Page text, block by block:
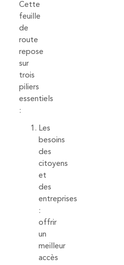
Cette
feuille
de
route
repose
sur
trois
piliers
essentiels
:
Les
besoins
des
citoyens
et
des
entreprises
:
offrir
un
meilleur
accès